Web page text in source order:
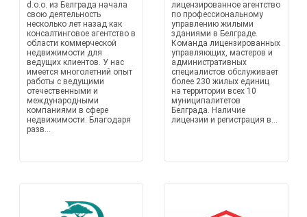
d.o.o. из Белграда начала
свою деятельность
несколько лет назад как
консалтинговое агентство в
области коммерческой
недвижимости для
ведущих клиентов. У нас
имеется многолетний опыт
работы с ведущими
отечественными и
международными
компаниями в сфере
недвижимости. Благодаря
разв...
лицензированное агентство
по профессиональному
управлению жилыми
зданиями в Белграде.
Команда лицензированных
управляющих, мастеров и
административных
специалистов обслуживает
более 230 жилых единиц
на территории всех 10
муниципалитетов
Белграда. Наличие
лицензии и регистрация в...